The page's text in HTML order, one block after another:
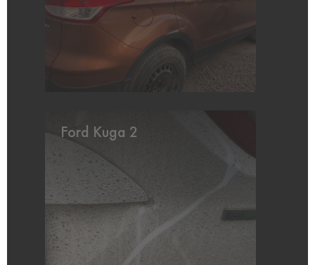
Ford Kuga 2